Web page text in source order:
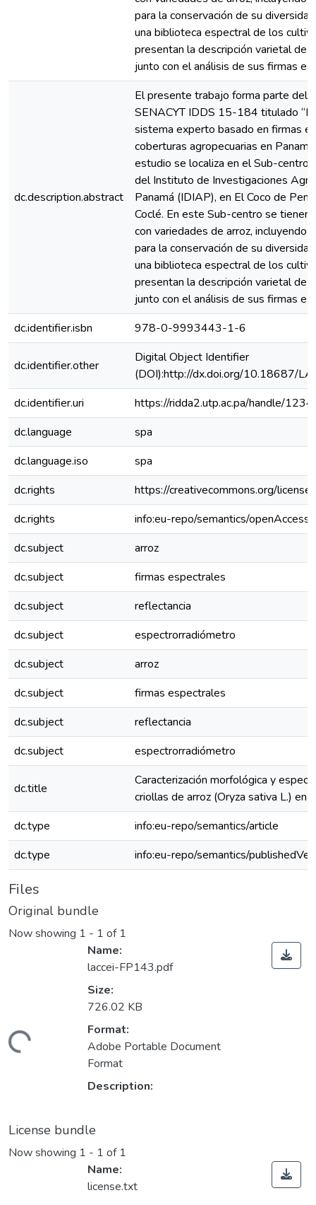
para la conservación de su
una biblioteca espectral de los
presentan la descripción varietal de
junto con el análisis de sus firmas
dc.description.abstract
El presente trabajo forma parte del
SENACYT IDDS 15-184 titulado
sistema experto basado en firmas
coberturas agropecuarias en
estudio se localiza en el Sub-centro
del Instituto de Investigaciones
Panamá (IDIAP), en El Coco de
Coclé. En este Sub-centro se tienen
con variedades de arroz, incluyendo
para la conservación de su
una biblioteca espectral de los
presentan la descripción varietal de
junto con el análisis de sus firmas
dc.identifier.isbn
978-0-9993443-1-6
dc.identifier.other
Digital Object Identifier
(DOI):http://dx.doi.org/10.18687/
dc.identifier.uri
https://ridda2.utp.ac.pa/handle/
dc.language
spa
dc.language.iso
spa
dc.rights
https://creativecommons.org/
dc.rights
info:eu-repo/semantics/openAccess
dc.subject
arroz
dc.subject
firmas espectrales
dc.subject
reflectancia
dc.subject
espectrorradiómetro
dc.subject
arroz
dc.subject
firmas espectrales
dc.subject
reflectancia
dc.subject
espectrorradiómetro
dc.title
Caracterización morfológica y
criollas de arroz (Oryza sativa L.) en
dc.type
info:eu-repo/semantics/article
dc.type
info:eu-repo/semantics/
Files
Original bundle
Now showing 1 - 1 of 1
Name:
laccei-FP143.pdf
Size:
726.02 KB
Format:
Adobe Portable Document
Format
Description:
License bundle
Now showing 1 - 1 of 1
Name:
license.txt